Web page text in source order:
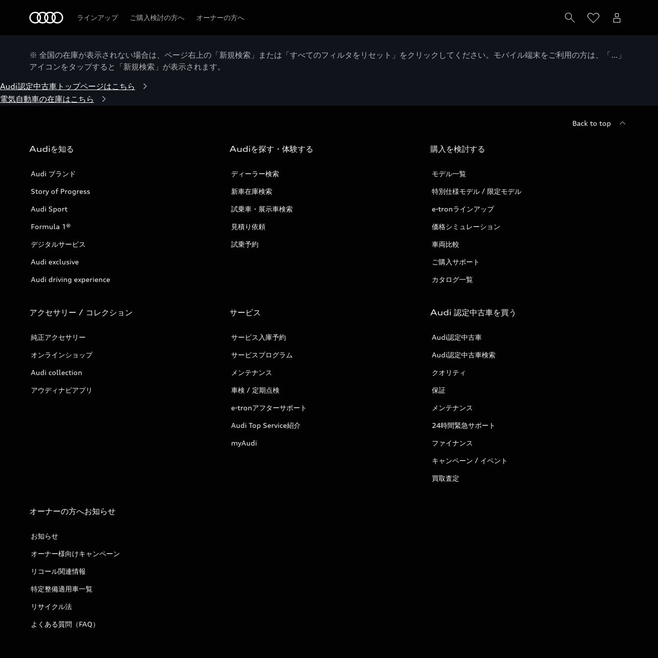
ラインアップ ご購入検討の方へ オーナーの方へ
※ 全国の在庫が表示されない場合は、ページ右上の「新規検索」または「すべてのフィルタをリセット」をクリックしてください。モバイル端末をご利用の方は、「…」
アイコンをタップすると「新規検索」が表示されます。
Audi認定中古車トップページはこちら
電気自動車の在庫はこちら
Back to top
Audiを知る
Audi ブランド
Story of Progress
Audi Sport
Formula 1®
デジタルサービス
Audi exclusive
Audi driving experience
Audiを探す・体験する
ディーラー検索
新車在庫検索
試乗車・展示車検索
見積り依頼
試乗予約
購入を検討する
モデル一覧
特別仕様モデル / 限定モデル
e-tronラインアップ
価格シミュレーション
車両比較
ご購入サポート
カタログ一覧
アクセサリー / コレクション
純正アクセサリー
オンラインショップ
Audi collection
アウディナビアプリ
サービス
サービス入庫予約
サービスプログラム
メンテナンス
車検 / 定期点検
e-tronアフターサポート
Audi Top Service紹介
myAudi
Audi 認定中古車を買う
Audi認定中古車
Audi認定中古車検索
クオリティ
保証
メンテナンス
24時間緊急サポート
ファイナンス
キャンペーン / イベント
買取査定
オーナーの方へお知らせ
お知らせ
オーナー様向けキャンペーン
リコール関連情報
特定整備適用車一覧
リサイクル法
よくある質問（FAQ）